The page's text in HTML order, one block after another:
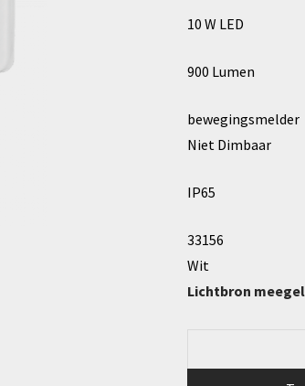
10 W LED
900 Lumen
bewegingsmelder
Niet Dimbaar
IP65
33156
Wit
Lichtbron